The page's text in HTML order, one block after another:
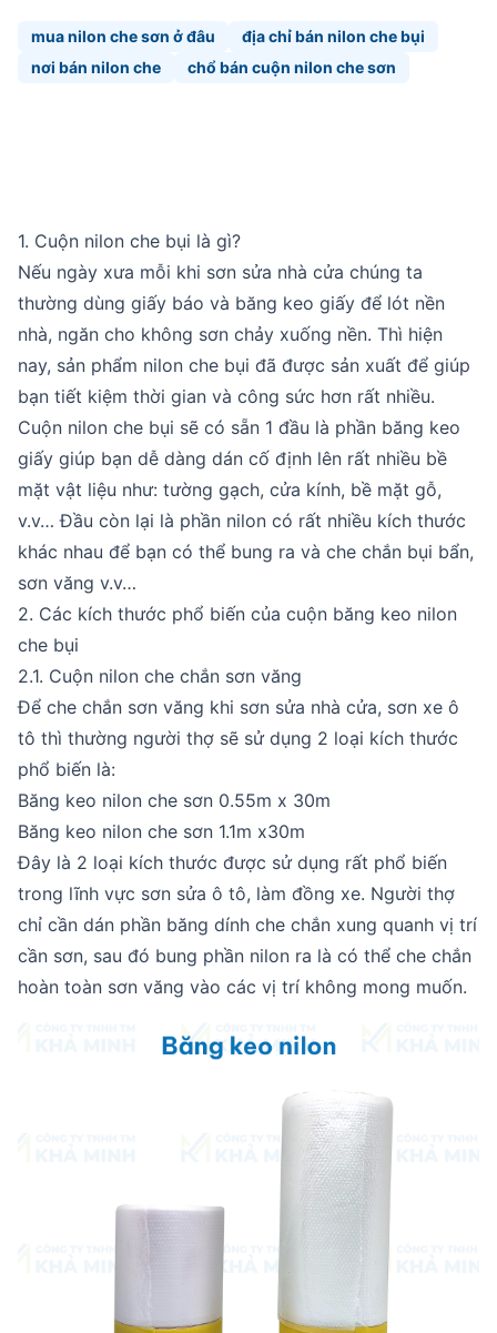
mua nilon che sơn ở đâu
địa chỉ bán nilon che bụi
nơi bán nilon che
chổ bán cuộn nilon che sơn
1. Cuộn nilon che bụi là gì?
Nếu ngày xưa mỗi khi sơn sửa nhà cửa chúng ta
thường dùng giấy báo và băng keo giấy để lót nền
nhà, ngăn cho không sơn chảy xuống nền. Thì hiện
nay, sản phẩm nilon che bụi đã được sản xuất để giúp
bạn tiết kiệm thời gian và công sức hơn rất nhiều.
Cuộn nilon che bụi sẽ có sẵn 1 đầu là phần băng keo
giấy giúp bạn dễ dàng dán cố định lên rất nhiều bề
mặt vật liệu như: tường gạch, cửa kính, bề mặt gỗ,
v.v… Đầu còn lại là phần nilon có rất nhiều kích thước
khác nhau để bạn có thể bung ra và che chắn bụi bẩn,
sơn văng v.v…
2. Các kích thước phổ biến của cuộn băng keo nilon
che bụi
2.1. Cuộn nilon che chắn sơn văng
Để che chắn sơn văng khi sơn sửa nhà cửa, sơn xe ô
tô thì thường người thợ sẽ sử dụng 2 loại kích thước
phổ biến là:
Băng keo nilon che sơn 0.55m x 30m
Băng keo nilon che sơn 1.1m x30m
Đây là 2 loại kích thước được sử dụng rất phổ biến
trong lĩnh vực sơn sửa ô tô, làm đồng xe. Người thợ
chỉ cần dán phần băng dính che chắn xung quanh vị trí
cần sơn, sau đó bung phần nilon ra là có thể che chắn
hoàn toàn sơn văng vào các vị trí không mong muốn.